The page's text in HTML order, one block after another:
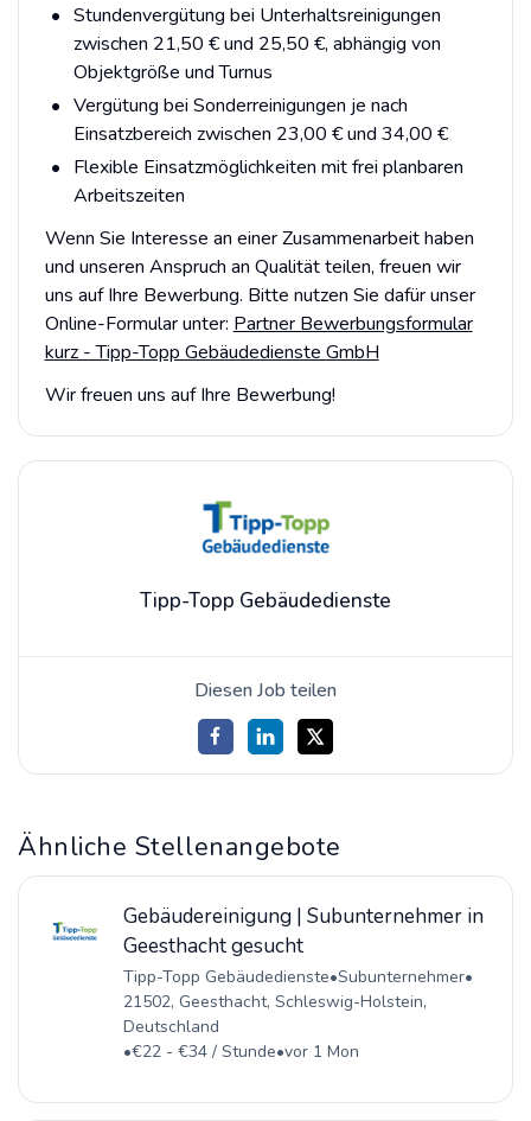
Stundenvergütung bei Unterhaltsreinigungen
zwischen 21,50 € und 25,50 €, abhängig von
Objektgröße und Turnus
Vergütung bei Sonderreinigungen je nach
Einsatzbereich zwischen 23,00 € und 34,00 €
Flexible Einsatzmöglichkeiten mit frei planbaren
Arbeitszeiten
Wenn Sie Interesse an einer Zusammenarbeit haben
und unseren Anspruch an Qualität teilen, freuen wir
uns auf Ihre Bewerbung. Bitte nutzen Sie dafür unser
Online-Formular unter: Partner Bewerbungsformular
kurz - Tipp-Topp Gebäudedienste GmbH
Wir freuen uns auf Ihre Bewerbung!
Tipp-Topp Gebäudedienste
Diesen Job teilen
Ähnliche Stellenangebote
Gebäudereinigung | Subunternehmer in
Geesthacht gesucht
Tipp-Topp Gebäudedienste•Subunternehmer•
21502, Geesthacht, Schleswig-Holstein,
Deutschland
•€22 - €34 / Stunde•vor 1 Mon